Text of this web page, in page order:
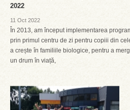
2022
11 Oct 2022
În 2013, am început implementarea
prin primul centru de zi pentru copiii din
a crește în familiile biologice, pentru a
un drum în viață,